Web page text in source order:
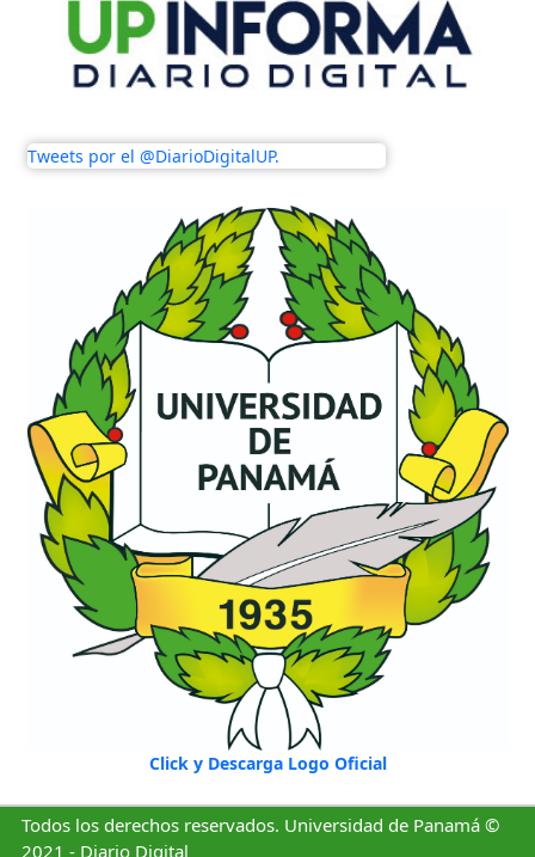
Tweets por el @DiarioDigitalUP.
Click y Descarga Logo Oficial
Todos los derechos reservados. Universidad de Panamá ©
2021 - Diario Digital